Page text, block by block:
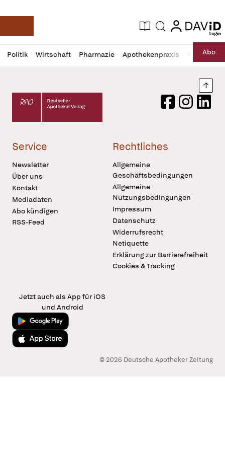
Deutsche Apotheker Zeitung
Aktuelle Ausgabe
Suche login
login
Politik Wirtschaft Pharmazie Apothekenpraxis RechtAbo
Profil
öffnen
Daz
Pur
Deutscher Apotheker Verlag Logo
FacebookInstagram
Service
Newsletter
Über uns
Kontakt
Mediadaten
Abo kündigen
RSS-Feed
Rechtliches
Allgemeine
Geschäftsbedingungen
Allgemeine
Nutzungsbedingungen
Impressum
Datenschutz
Widerrufsrecht
Netiquette
Erklärung zur Barrierefreiheit
Cookies & Tracking
Jetzt auch als App für iOS
und Android
Jetzt bei Google Play
Laden im App Store
© 2026 Deutsche Apotheker Zeitung